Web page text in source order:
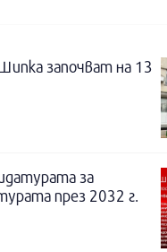
започват на 13
за
през 2032 г.